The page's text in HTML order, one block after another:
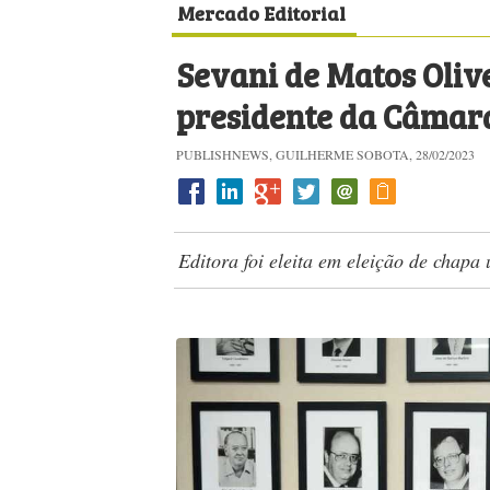
Mercado Editorial
Sevani de Matos
presidente da
PUBLISHNEWS, GUILHERME SOBOTA, 28/02/2023
Editora foi eleita em eleição de